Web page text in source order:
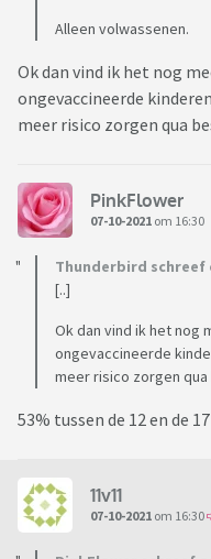
Alleen volwassenen.
Ok dan vind ik het nog
ongevaccineerde
meer risico zorgen qua
PinkFlower
07-10-2021 om 16:30
Thunderbird schreef
[..]
Ok dan vind ik het nog
ongevaccineerde
meer risico zorgen
53% tussen de 12 en de
11v11
07-10-2021 om 16:30